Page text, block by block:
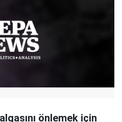
önlemek için